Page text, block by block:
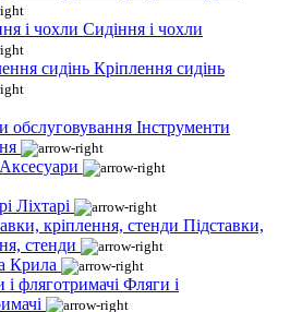
Сидіння і чохли
Кріплення сидінь
Інструменти
Аксесуари
Ліхтарі
Підставки,
стенди
Крила
Фляги і